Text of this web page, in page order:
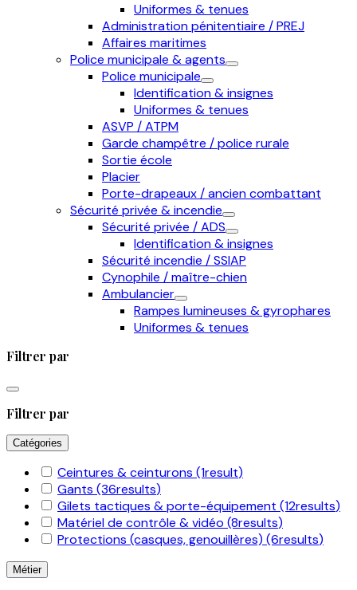
Uniformes & tenues
Administration pénitentiaire / PREJ
Affaires maritimes
Police municipale & agents
Police municipale
Identification & insignes
Uniformes & tenues
ASVP / ATPM
Garde champêtre / police rurale
Sortie école
Placier
Porte-drapeaux / ancien combattant
Sécurité privée & incendie
Sécurité privée / ADS
Identification & insignes
Sécurité incendie / SSIAP
Cynophile / maître-chien
Ambulancier
Rampes lumineuses & gyrophares
Uniformes & tenues
Filtrer par
Filtrer par
Catégories
Ceintures & ceinturons (1result)
Gants (36results)
Gilets tactiques & porte-équipement (12results)
Matériel de contrôle & vidéo (8results)
Protections (casques, genouillères) (6results)
Métier